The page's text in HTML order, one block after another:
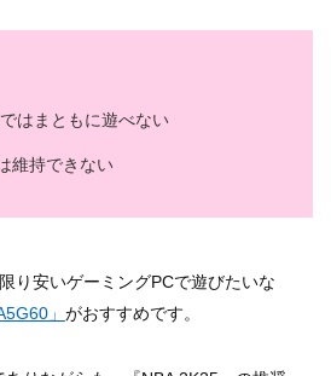
はまともに遊べない
維持できない
り安いゲーミングPCで遊びたいな
」 がおすすめです。